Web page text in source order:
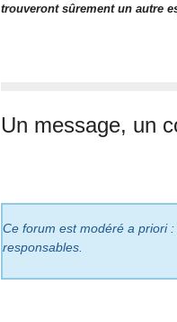
trouveront sûrement un autre
Un message, un
Ce forum est modéré a priori
responsables.